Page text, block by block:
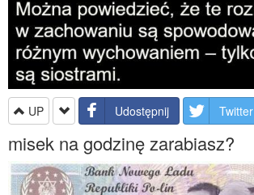
UP Udostępnij Twitter
misek na godzinę zarabiasz?